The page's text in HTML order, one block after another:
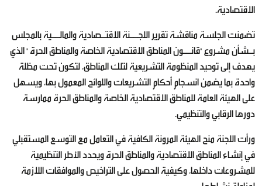
الاقتصادية.
تضمنت الجلسة مناقشة تقرير اللجــنة الاقتـصادية والمالــية بالمجلس
بـشأن مشروع "قانــون المناطق الاقتصادية الخاصة والمناطق الحرة " الذي
يهدف إلى توحيد المنظومة التشريعية لتلك المناطق، لتكون تحت مظلة
واحدة بما يضمن انسجام أحكام التشريعات واللوائح المعمول بها، ويسهل
على الهيئة العامة للمناطق الاقتصادية الخاصة والمناطق الحرة ممارسة
دورها الرقابي والتنظيمي.
ورأت اللجنة منح الهيئة المرونة الكافية في التعامل مع التوسع المستقبلي
في إنشاء المناطق الاقتصادية والمناطق الحرة ويحدد الأطر التنظيمية
للمشروعات داخلها، وكيفية الحصول على التراخيص والموافقات اللازمة